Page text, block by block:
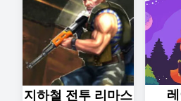
지하철 전투 리마스